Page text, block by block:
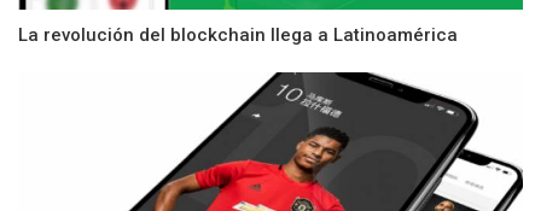
La revolución del blockchain llega a Latinoamérica